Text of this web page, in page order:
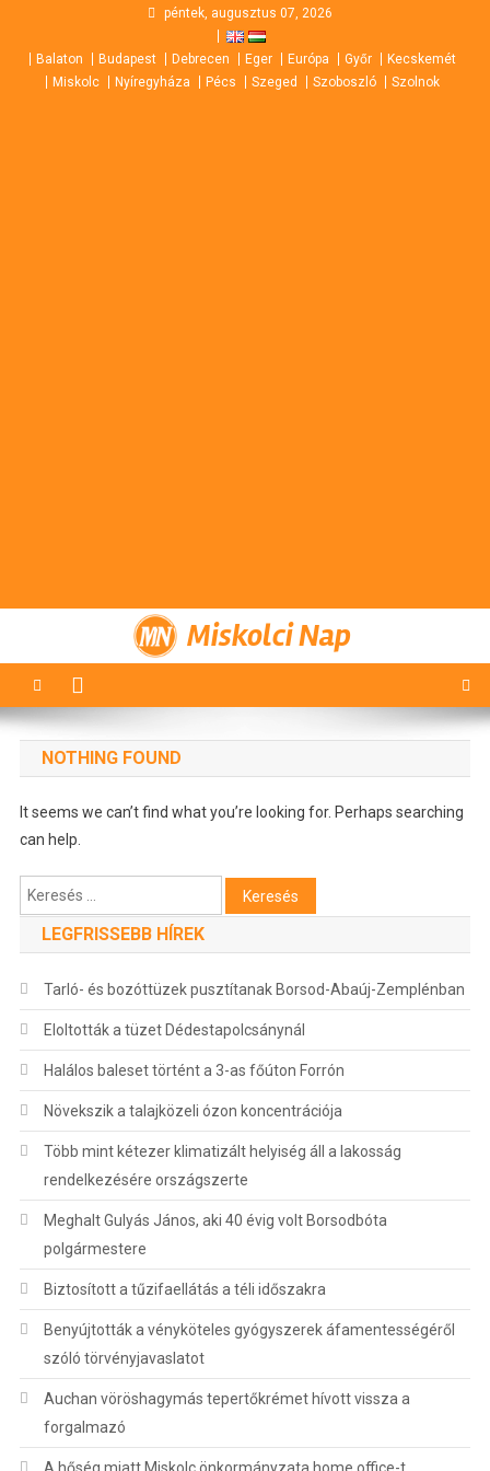
content
péntek, augusztus 07, 2026
Balaton Budapest Debrecen Eger Európa Győr
Kecskemét
Miskolc
Nyíregyháza Pécs Szeged Szoboszló Szolnok
Miskolci Nap
NOTHING FOUND
It seems we can’t find what you’re looking for. Perhaps searching
can help.
Keresés:
LEGFRISSEBB HÍREK
Tarló- és bozóttüzek pusztítanak Borsod-Abaúj-Zemplénban
Eloltották a tüzet Dédestapolcsánynál
Halálos baleset történt a 3-as főúton Forrón
Növekszik a talajközeli ózon koncentrációja
Több mint kétezer klimatizált helyiség áll a lakosság
rendelkezésére országszerte
Meghalt Gulyás János, aki 40 évig volt Borsodbóta
polgármestere
Biztosított a tűzifaellátás a téli időszakra
Benyújtották a vényköteles gyógyszerek áfamentességéről
szóló törvényjavaslatot
Auchan vöröshagymás tepertőkrémet hívott vissza a
forgalmazó